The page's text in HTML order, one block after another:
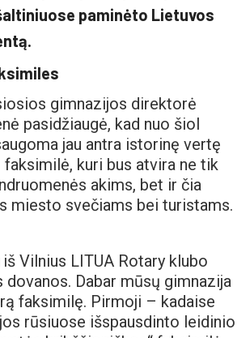
paminėto Lietuvos
gimnazijos direktorė
pasidžiaugė, kad nuo šiol
jau antra istorinę vertę
kuri bus atvira ne tik
akims, bet ir čia
miesto svečiams bei turistams.
iš Vilnius LITUA Rotary klubo
Dabar mūsų gimnazija
faksimilę. Pirmoji – kadaise
rūsiuose išspausdinto leidinio